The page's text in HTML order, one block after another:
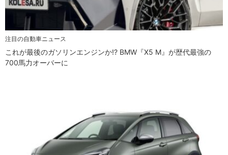
注目の自動車ニュース
これが最後のガソリンエンジンか!? BMW『X5 M』が歴代最強の
700馬力オーバーに